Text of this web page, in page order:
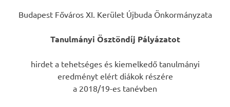
Budapest Főváros XI. Kerület Újbuda Önkormányzata
Tanulmányi Ösztöndíj Pályázatot
hirdet a tehetséges és kiemelkedő tanulmányi
eredményt elért diákok részére
a 2018/19-es tanévben